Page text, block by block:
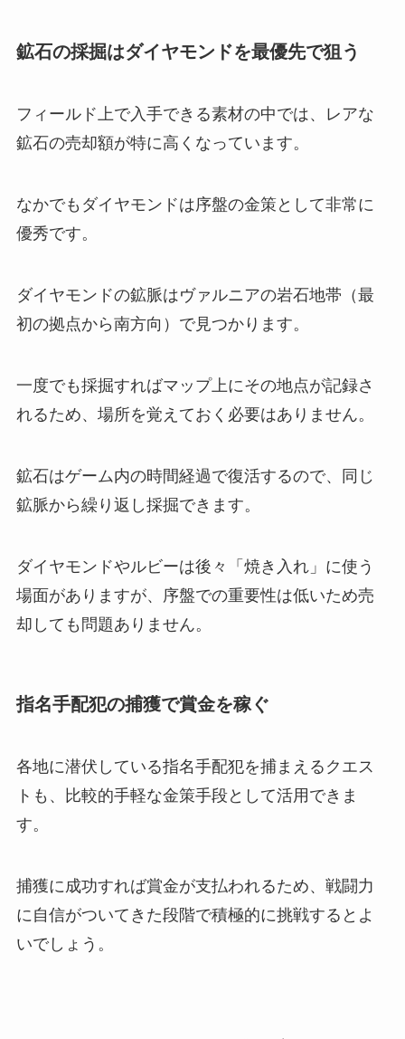
鉱石の採掘はダイヤモンドを最優先で狙う
フィールド上で入手できる素材の中では、レアな
鉱石の売却額が特に高くなっています。
なかでもダイヤモンドは序盤の金策として非常に
優秀です。
ダイヤモンドの鉱脈はヴァルニアの岩石地帯（最
初の拠点から南方向）で見つかります。
一度でも採掘すればマップ上にその地点が記録さ
れるため、場所を覚えておく必要はありません。
鉱石はゲーム内の時間経過で復活するので、同じ
鉱脈から繰り返し採掘できます。
ダイヤモンドやルビーは後々「焼き入れ」に使う
場面がありますが、序盤での重要性は低いため売
却しても問題ありません。
指名手配犯の捕獲で賞金を稼ぐ
各地に潜伏している指名手配犯を捕まえるクエス
トも、比較的手軽な金策手段として活用できま
す。
捕獲に成功すれば賞金が支払われるため、戦闘力
に自信がついてきた段階で積極的に挑戦するとよ
いでしょう。